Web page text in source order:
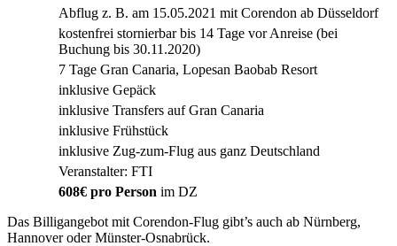
Abflug z. B. am 15.05.2021 mit Corendon ab Düsseldorf
kostenfrei stornierbar bis 14 Tage vor Anreise (bei
Buchung bis 30.11.2020)
7 Tage Gran Canaria, Lopesan Baobab Resort
inklusive Gepäck
inklusive Transfers auf Gran Canaria
inklusive Frühstück
inklusive Zug-zum-Flug aus ganz Deutschland
Veranstalter: FTI
608€ pro Person im DZ
Das Billigangebot mit Corendon-Flug gibt’s auch ab Nürnberg,
Hannover oder Münster-Osnabrück.